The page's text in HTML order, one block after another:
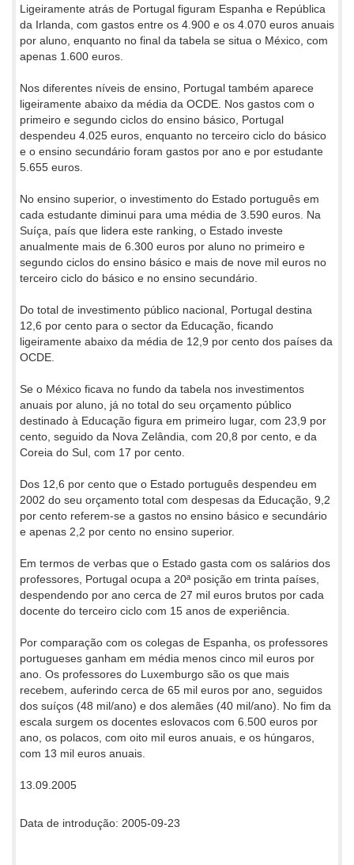
Ligeiramente atrás de Portugal figuram Espanha e República
da Irlanda, com gastos entre os 4.900 e os 4.070 euros anuais
por aluno, enquanto no final da tabela se situa o México, com
apenas 1.600 euros.
Nos diferentes níveis de ensino, Portugal também aparece
ligeiramente abaixo da média da OCDE. Nos gastos com o
primeiro e segundo ciclos do ensino básico, Portugal
despendeu 4.025 euros, enquanto no terceiro ciclo do básico
e o ensino secundário foram gastos por ano e por estudante
5.655 euros.
No ensino superior, o investimento do Estado português em
cada estudante diminui para uma média de 3.590 euros. Na
Suíça, país que lidera este ranking, o Estado investe
anualmente mais de 6.300 euros por aluno no primeiro e
segundo ciclos do ensino básico e mais de nove mil euros no
terceiro ciclo do básico e no ensino secundário.
Do total de investimento público nacional, Portugal destina
12,6 por cento para o sector da Educação, ficando
ligeiramente abaixo da média de 12,9 por cento dos países da
OCDE.
Se o México ficava no fundo da tabela nos investimentos
anuais por aluno, já no total do seu orçamento público
destinado à Educação figura em primeiro lugar, com 23,9 por
cento, seguido da Nova Zelândia, com 20,8 por cento, e da
Coreia do Sul, com 17 por cento.
Dos 12,6 por cento que o Estado português despendeu em
2002 do seu orçamento total com despesas da Educação, 9,2
por cento referem-se a gastos no ensino básico e secundário
e apenas 2,2 por cento no ensino superior.
Em termos de verbas que o Estado gasta com os salários dos
professores, Portugal ocupa a 20ª posição em trinta países,
despendendo por ano cerca de 27 mil euros brutos por cada
docente do terceiro ciclo com 15 anos de experiência.
Por comparação com os colegas de Espanha, os professores
portugueses ganham em média menos cinco mil euros por
ano. Os professores do Luxemburgo são os que mais
recebem, auferindo cerca de 65 mil euros por ano, seguidos
dos suíços (48 mil/ano) e dos alemães (40 mil/ano). No fim da
escala surgem os docentes eslovacos com 6.500 euros por
ano, os polacos, com oito mil euros anuais, e os húngaros,
com 13 mil euros anuais.
13.09.2005
Data de introdução: 2005-09-23